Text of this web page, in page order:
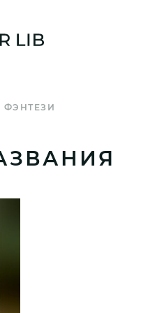
ФЭНТЕЗИ